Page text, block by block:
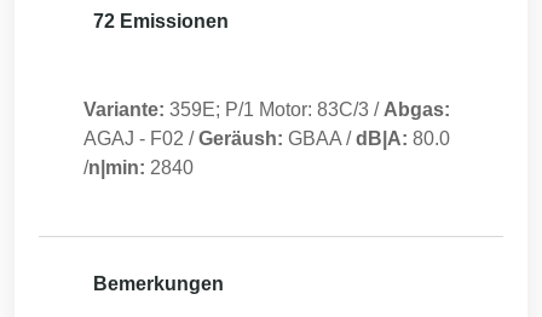
72 Emissionen
Variante: 359E; P/1 Motor: 83C/3 / Abgas:
AGAJ - F02 /Geräush: GBAA /dB|A: 80.0
/n|min: 2840
Bemerkungen